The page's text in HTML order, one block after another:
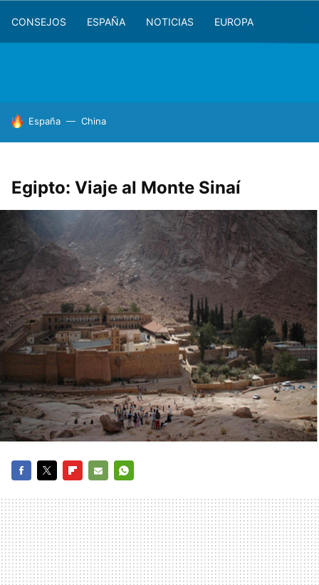
CONSEJOS ESPAÑA NOTICIAS EUROPA
HOY SE HABLA DE
España China
Egipto: Viaje al Monte Sinaí
MAIL